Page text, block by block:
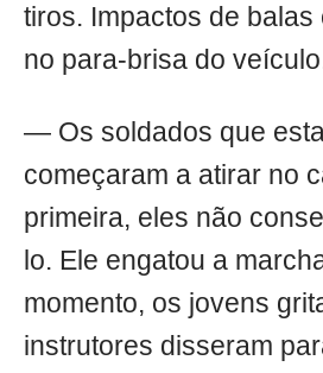
tiros. Impactos de
no para-brisa do
— Os soldados que
começaram a atirar no
primeira, eles não
lo. Ele engatou a
momento, os jovens
instrutores disseram